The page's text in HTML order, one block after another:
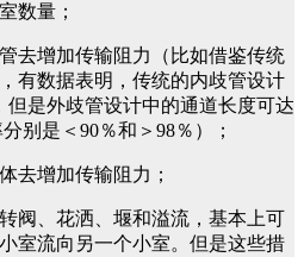
数量；
去增加传输阻力（比如借鉴传统
有数据表明，传统的内歧管设计
但是外歧管设计中的通道长度可达
别是＜90％和＞98％）；
去增加传输阻力；
阀、花洒、堰和溢流，基本上可
室流向另一个小室。但是这些措